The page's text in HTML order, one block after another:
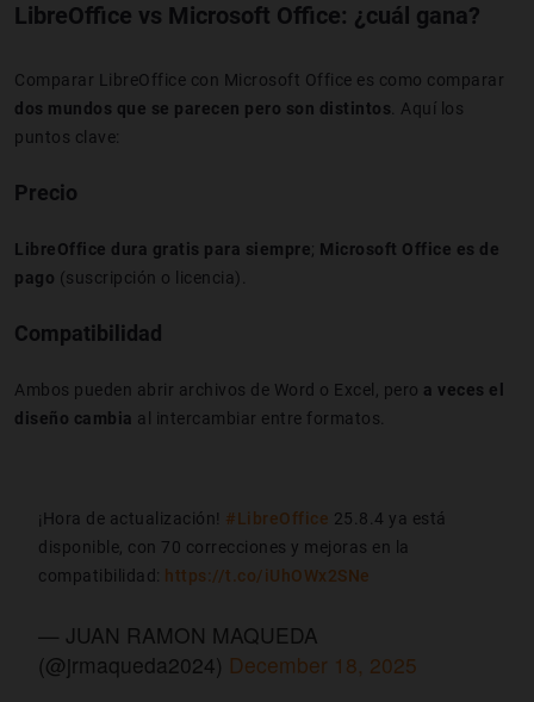
LibreOffice vs Microsoft Office: ¿cuál gana?
Comparar LibreOffice con Microsoft Office es como comparar
dos mundos que se parecen pero son distintos . Aquí los
puntos clave:
Precio
LibreOffice dura gratis para siempre; Microsoft Office es de
pago (suscripción o licencia).
Compatibilidad
Ambos pueden abrir archivos de Word o Excel, pero a veces el
diseño cambia al intercambiar entre formatos.
¡Hora de actualización! #LibreOffice 25.8.4 ya está
disponible, con 70 correcciones y mejoras en la
compatibilidad: https://t.co/iUhOWx2SNe
— JUAN RAMON MAQUEDA
(@jrmaqueda2024) December 18, 2025